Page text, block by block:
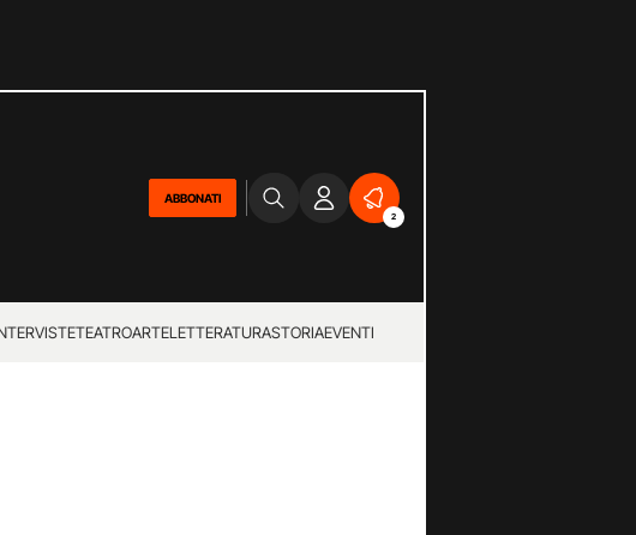
ABBONATI
2
TEATROARTELETTERATURASTORIAEVENTI